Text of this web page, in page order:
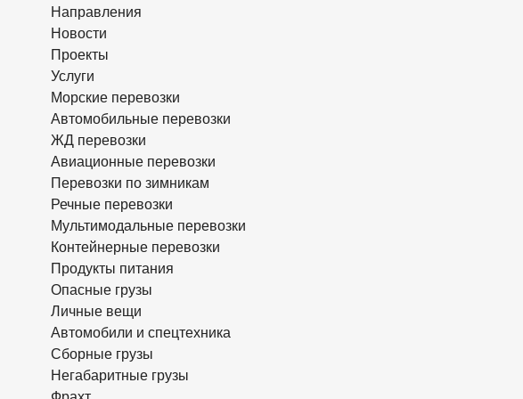
Направления
Новости
Проекты
Услуги
Морские перевозки
Автомобильные перевозки
ЖД перевозки
Авиационные перевозки
Перевозки по зимникам
Речные перевозки
Мультимодальные перевозки
Контейнерные перевозки
Продукты питания
Опасные грузы
Личные вещи
Автомобили и спецтехника
Сборные грузы
Негабаритные грузы